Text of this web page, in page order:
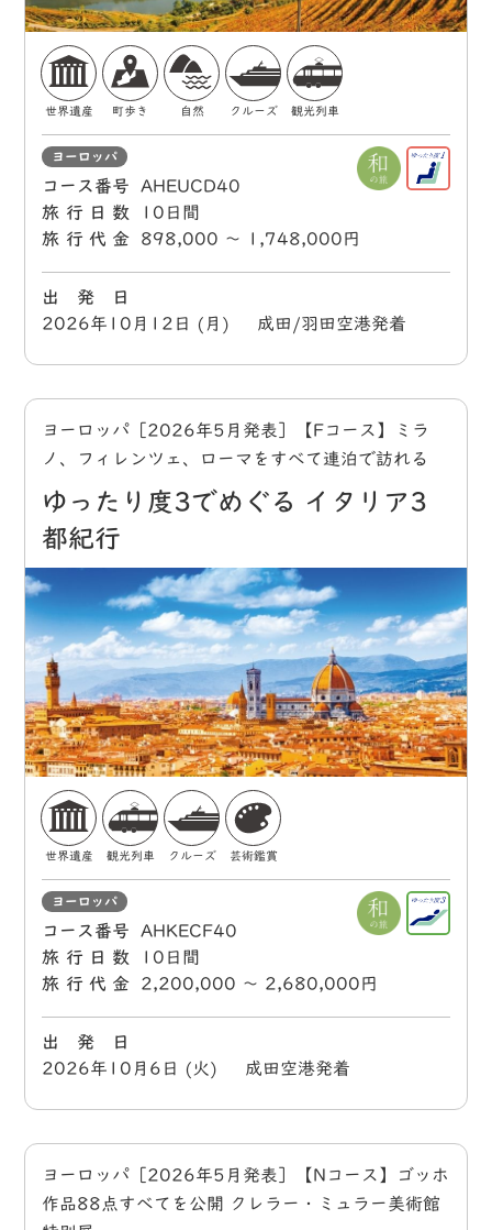
世界遺産 町歩き 自然 クルーズ 観光列車
ヨーロッパ
コース番号
AHEUCD40
旅行日数
10日間
旅行代金
898,000 〜 1,748,000円
出 発 日
2026年10月12日 (月) 成田/羽田空港発着
ヨーロッパ［2026年5月発表］【Fコース】ミラ
ノ、フィレンツェ、ローマをすべて連泊で訪れる
ゆったり度3でめぐる イタリア3
都紀行
世界遺産 観光列車 クルーズ 芸術鑑賞
ヨーロッパ
コース番号
AHKECF40
旅行日数
10日間
旅行代金
2,200,000 〜 2,680,000円
出 発 日
2026年10月6日 (火) 成田空港発着
ヨーロッパ［2026年5月発表］【Nコース】ゴッホ
作品88点すべてを公開 クレラー・ミュラー美術館